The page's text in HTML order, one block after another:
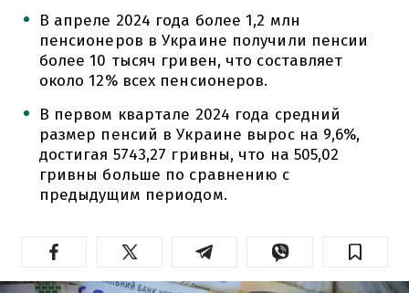
В апреле 2024 года более 1,2 млн
пенсионеров в Украине получили пенсии
более 10 тысяч гривен, что составляет
около 12% всех пенсионеров.
В первом квартале 2024 года средний
размер пенсий в Украине вырос на 9,6%,
достигая 5743,27 гривны, что на 505,02
гривны больше по сравнению с
предыдущим периодом.